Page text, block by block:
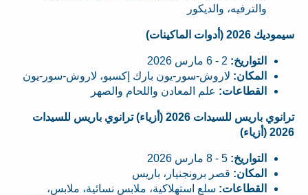
والترفيه، والديكور
سيموديك 2026 (أدوات الماكينات)
التواريخ:
المكان: لاروش-سور-يون بارك إكسبو، لاروش-سور-يون
القطاعات: علم المعادن واللحام والصهر
ترانوي باريس للسيدات 2026 (أزياء) ترانوي باريس للسيدات
2026 (أزياء)
التواريخ:
المكان: قصر برونجنيار، باريس
القطاعات: سلع استهلاكية، ملابس نسائية، ملابس،